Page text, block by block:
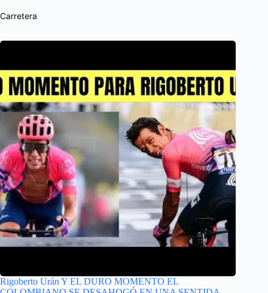
Carretera
Rigoberto Urán Y EL DURO MOMENTO EL